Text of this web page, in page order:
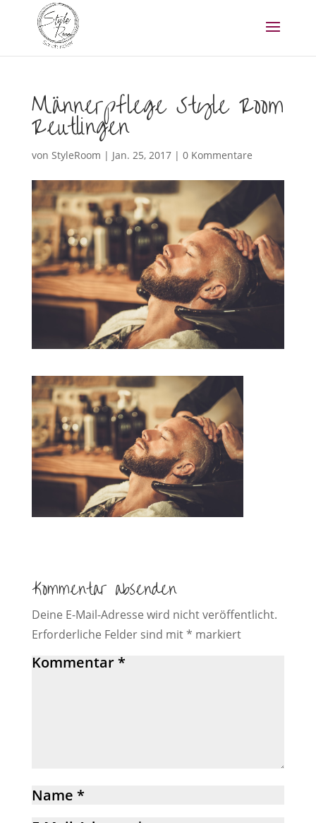
Männerpflege Style Room
Reutlingen
von StyleRoom | Jan. 25, 2017| 0 Kommentare
Kommentar absenden
Deine E-Mail-Adresse wird nicht veröffentlicht.
Erforderliche Felder sind mit* markiert